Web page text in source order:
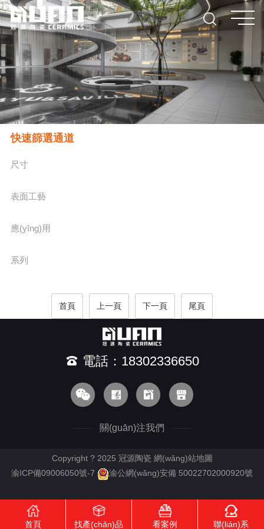
快速篩選通道
尺寸
表面工藝
應(yīng)用
系列
首頁 上一頁 下一頁 尾頁
電話：18302336650
關(guān)注我們
Copyright ? 2025 冠源陶瓷 網(wǎng)站地圖
渝ICP備09006050號-7
渝公網(wǎng)安備 50022702000920號
首頁 找產(chǎn)品 看案例 聯(lián)系
RM新时代APP下载